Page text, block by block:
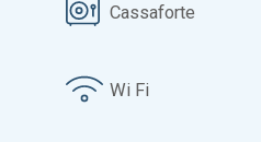
Cassaforte
Wi Fi